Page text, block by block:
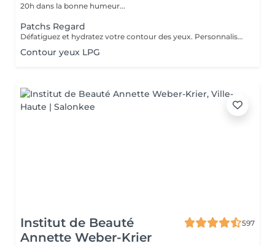
20h dans la bonne humeur...
Patchs Regard
Défatiguez et hydratez votre contour des yeux. Personnalisez votre soin visage nettoyant ou essentiel en bénéficiant pendant votre masque de patchs formulés spécialement pour défatiguer et hydrater le contour des yeux.
Contour yeux LPG
Institut de Beauté
Annette Weber-Krier
597